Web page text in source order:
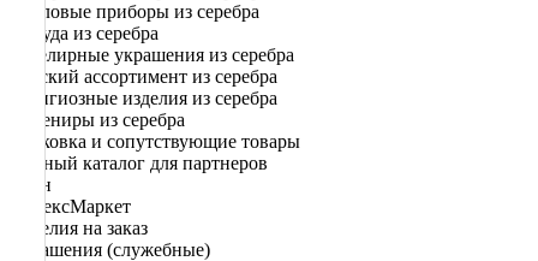
Столовые приборы из серебра
Посуда из серебра
Ювелирные украшения из серебра
Детский ассортимент из серебра
Религиозные изделия из серебра
Сувениры из серебра
Упаковка и сопутствующие товары
Полный каталог для партнеров
Озон
ЯндексМаркет
Изделия на заказ
Украшения (служебные)